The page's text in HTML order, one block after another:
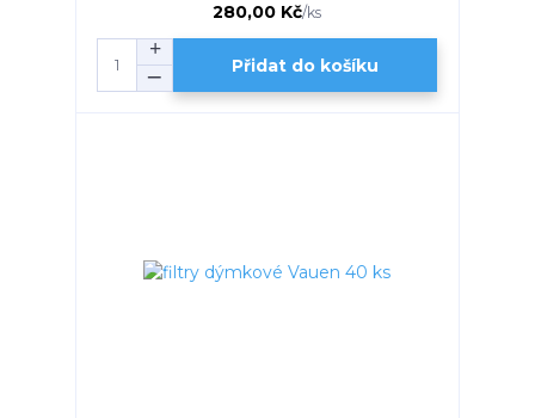
280,00 Kč/ks
Přidat do košíku